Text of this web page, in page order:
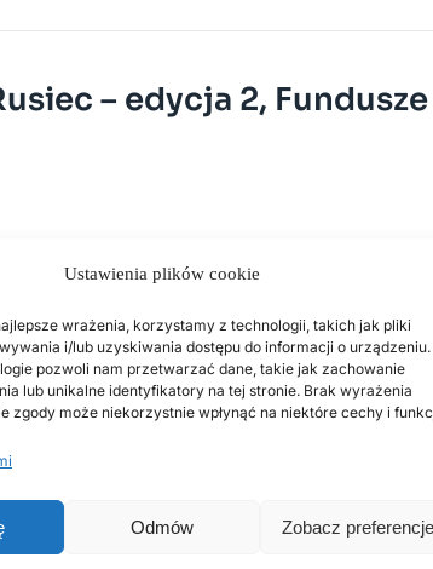
Ustawienia plików cookie
wrażenia, korzystamy z technologii, takich jak pliki
i/lub uzyskiwania dostępu do informacji o urządzeniu.
pozwoli nam przetwarzać dane, takie jak zachowanie
lub unikalne identyfikatory na tej stronie. Brak wyrażenia
zgody może niekorzystnie wpłynąć na niektóre cechy i
Odmów Zobacz preferencje
– edycja 2, Fundusze
energii kontynuowana była faza
Jednocześnie dla części
przetargowe.W związku ze zmianami w
– edycja 2, Fundusze